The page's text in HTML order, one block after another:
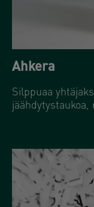
Ahkera
Silppuaa